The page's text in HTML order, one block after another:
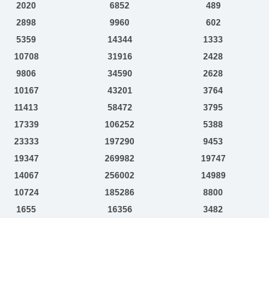
2020 6852 489
2898 9960 602
5359 14344 1333
10708 31916 2428
9806 34590 2628
10167 43201 3764
11413 58472 3795
17339 106252 5388
23333 197290 9453
19347 269982 19747
14067 256002 14989
10724 185286 8800
1655 16356 3482